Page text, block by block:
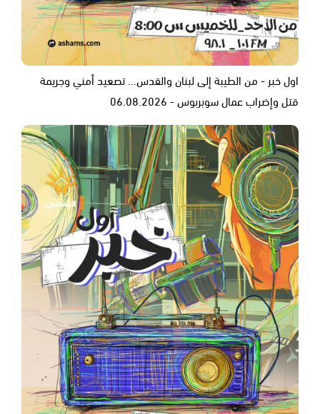
اول خبر - من الطيبة إلى لبنان والقدس... تصعيد أمني وجريمة
قتل وإضراب عمال سوبربوس - 06.08.2026